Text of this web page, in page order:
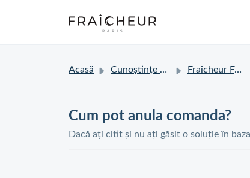
Acasă Cunoștințe de bază Fraîcheur FAQ
Cum pot anula comanda?
Dacă ați citit și nu ați găsit o soluție în